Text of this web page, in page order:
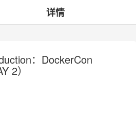
详情
：DockerCon
2）